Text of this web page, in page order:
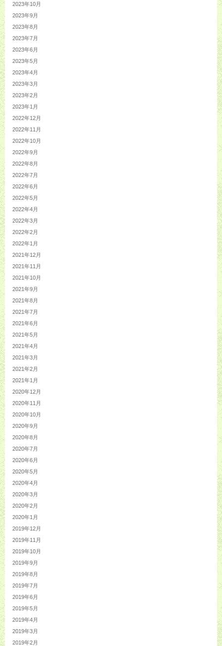
2023年10月
2023年9月
2023年8月
2023年7月
2023年6月
2023年5月
2023年4月
2023年3月
2023年2月
2023年1月
2022年12月
2022年11月
2022年10月
2022年9月
2022年8月
2022年7月
2022年6月
2022年5月
2022年4月
2022年3月
2022年2月
2022年1月
2021年12月
2021年11月
2021年10月
2021年9月
2021年8月
2021年7月
2021年6月
2021年5月
2021年4月
2021年3月
2021年2月
2021年1月
2020年12月
2020年11月
2020年10月
2020年9月
2020年8月
2020年7月
2020年6月
2020年5月
2020年4月
2020年3月
2020年2月
2020年1月
2019年12月
2019年11月
2019年10月
2019年9月
2019年8月
2019年7月
2019年6月
2019年5月
2019年4月
2019年3月
2019年2月